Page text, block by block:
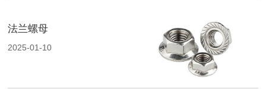
法兰螺母
2025-01-10